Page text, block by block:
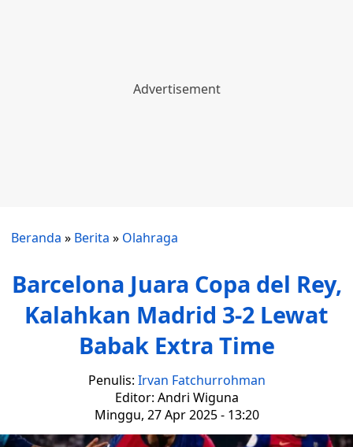
Beranda » Berita » Olahraga
Barcelona Juara Copa del Rey,
Kalahkan Madrid 3-2 Lewat
Babak Extra Time
Penulis: Irvan Fatchurrohman
Editor: Andri Wiguna
Minggu, 27 Apr 2025 - 13:20